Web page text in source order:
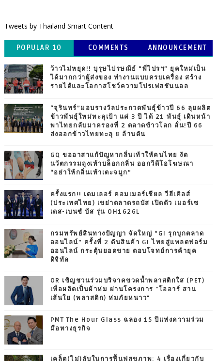
Tweets by Thailand Smart Content
POPULAR 10 COMMENTS ANNOUNCEMENT
ว้าวไม่หยุด!! บุรุษไปรษณีย์ “พี่ไปรฯ” ยุคใหม่เป็น
ได้มากกว่าผู้ส่งของ ทำงานแบบครบเครื่อง สร้าง
รายได้และโอกาสโชว์ความโปรเฟสชันนอล
“จุรินทร์”มอบรางวัลประกวดพันธุ์ข้าวปี 66 ลุยผลิต
ข้าวพันธุ์ใหม่ทะลุเป้า แค่ 3 ปี ได้ 21 พันธุ์ เดินหน้า
พาไทยกลับมาครองที่ 2 ตลาดข้าวโลก ลั่น!ปี 66
ส่งออกข้าวไทยทะลุ 8 ล้านตัน
GQ ขออาสาแก้ปัญหากลิ่นเท้าให้คนไทย งัด
นวัตกรรมถุงเท้าบล็อกกลิ่น ออกวีดีโอโฆษณา
“อย่าให้กลิ่นเท้าเตะจมูก”
ครั้งแรก!! เดมเลอร์ คอมเมอร์เชียล วีฮีเคิลส์
(ประเทศไทย) เขย่าตลาดรถบัส เปิดตัว เมอร์เซ
เดส-เบนซ์ บัส รุ่น OH1626L
กรมทรัพย์สินทางปัญญา จัดใหญ่ “GI รุกบุกตลาด
ออนไลน์” ครั้งที่ 2 ดันสินค้า GI ไทยสู่แพลตฟอร์ม
ออนไลน์ กระตุ้นยอดขาย ตอบโจทย์การค้ายุค
ดิจิทัล
OR เชิญชวนร่วมบริจาคขวดน้ำพลาสติกใส (PET)
เพื่อผลิตเป็นผ้าห่ม ผ่านโครงการ "โออาร์ สาน
เส้นใย (พลาสติก) ห่มภัยหนาว"
PMT The Hour Glass ฉลอง 15 ปีแห่งความร่วม
มือทางธุรกิจ
เคล็ด(ไม่)ลับในการฟื้นฟูสุขภาพ: 4 เรื่องเกี่ยวกับ